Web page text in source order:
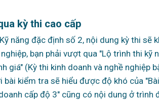
kỳ thi cao cấp
năng đặc định số 2, nội dung kỳ thi sẽ
bạn phải vượt qua "Lộ trình thi kỹ
giá" (Kỳ thi kinh doanh và nghề nghiệp
kiểm tra sẽ hiểu được độ khó của
cấp độ 3" cũng có nội dung ở